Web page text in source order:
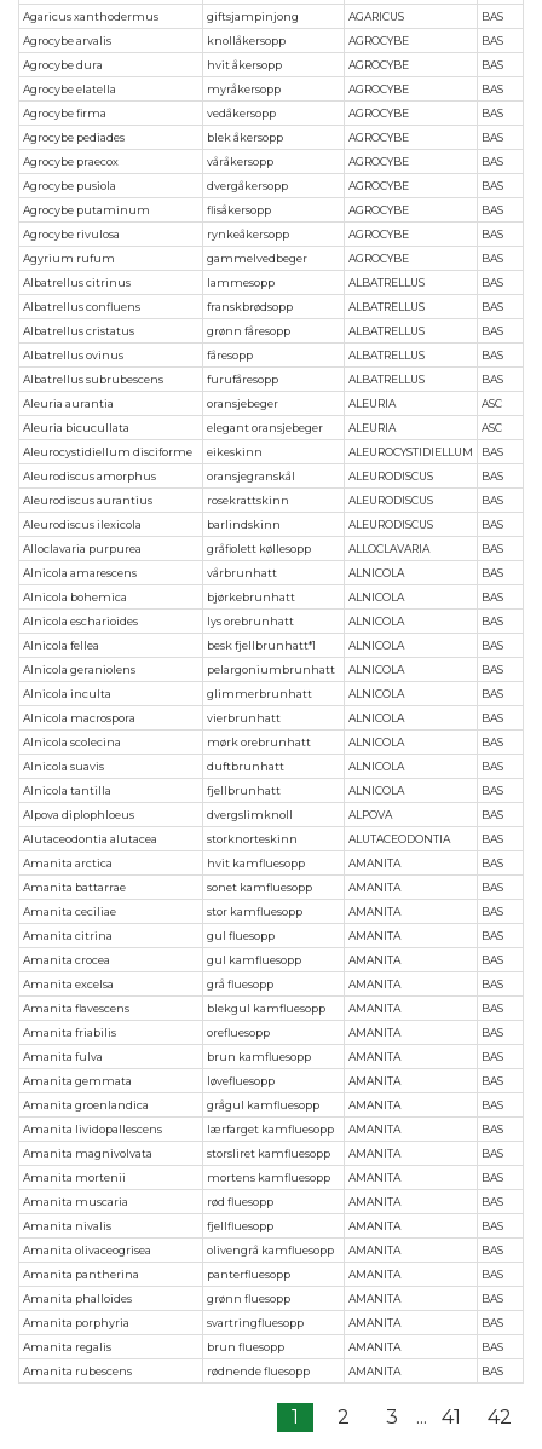
Agaricus xanthodermus
giftsjampinjong AGARICUS
BAS
Agrocybe arvalis
knollåkersopp AGROCYBE
BAS
Agrocybe dura
hvit åkersopp AGROCYBE
BAS
Agrocybe elatella
myråkersopp AGROCYBE
BAS
Agrocybe firma
vedåkersopp AGROCYBE
BAS
Agrocybe pediades
blek åkersopp AGROCYBE
BAS
Agrocybe praecox
våråkersopp AGROCYBE
BAS
Agrocybe pusiola
dvergåkersopp AGROCYBE
BAS
Agrocybe putaminum
flisåkersopp AGROCYBE
BAS
Agrocybe rivulosa
rynkeåkersopp AGROCYBE
BAS
Agyrium rufum
gammelvedbeger AGROCYBE
BAS
Albatrellus citrinus
lammesopp ALBATRELLUS
BAS
Albatrellus confluens
franskbrødsopp ALBATRELLUS
BAS
Albatrellus cristatus
grønn fåresopp ALBATRELLUS
BAS
Albatrellus ovinus
fåresopp ALBATRELLUS
BAS
Albatrellus subrubescens
furufåresopp ALBATRELLUS
BAS
Aleuria aurantia
oransjebeger ALEURIA
ASC
Aleuria bicucullata
elegant oransjebeger ALEURIA
ASC
Aleurocystidiellum disciforme
eikeskinn ALEUROCYSTIDIELLUM
BAS
Aleurodiscus amorphus
oransjegranskål ALEURODISCUS
BAS
Aleurodiscus aurantius
rosekrattskinn ALEURODISCUS
BAS
Aleurodiscus ilexicola
barlindskinn ALEURODISCUS
BAS
Alloclavaria purpurea
gråfiolett køllesopp ALLOCLAVARIA
BAS
Alnicola amarescens
vårbrunhatt ALNICOLA
BAS
Alnicola bohemica
bjørkebrunhatt ALNICOLA
BAS
Alnicola escharioides
lys orebrunhatt ALNICOLA
BAS
Alnicola fellea
besk fjellbrunhatt*1 ALNICOLA
BAS
Alnicola geraniolens
pelargoniumbrunhatt ALNICOLA
BAS
Alnicola inculta
glimmerbrunhatt ALNICOLA
BAS
Alnicola macrospora
vierbrunhatt ALNICOLA
BAS
Alnicola scolecina
mørk orebrunhatt ALNICOLA
BAS
Alnicola suavis
duftbrunhatt ALNICOLA
BAS
Alnicola tantilla
fjellbrunhatt ALNICOLA
BAS
Alpova diplophloeus
dvergslimknoll ALPOVA
BAS
Alutaceodontia alutacea
storknorteskinn ALUTACEODONTIA
BAS
Amanita arctica
hvit kamfluesopp AMANITA
BAS
Amanita battarrae
sonet kamfluesopp AMANITA
BAS
Amanita ceciliae
stor kamfluesopp AMANITA
BAS
Amanita citrina
gul fluesopp AMANITA
BAS
Amanita crocea
gul kamfluesopp AMANITA
BAS
Amanita excelsa
grå fluesopp AMANITA
BAS
Amanita flavescens
blekgul kamfluesopp AMANITA
BAS
Amanita friabilis
orefluesopp AMANITA
BAS
Amanita fulva
brun kamfluesopp AMANITA
BAS
Amanita gemmata
løvefluesopp AMANITA
BAS
Amanita groenlandica
grågul kamfluesopp AMANITA
BAS
Amanita lividopallescens
lærfarget kamfluesopp AMANITA
BAS
Amanita magnivolvata
storsliret kamfluesopp AMANITA
BAS
Amanita mortenii
mortens kamfluesopp AMANITA
BAS
Amanita muscaria
rød fluesopp AMANITA
BAS
Amanita nivalis
fjellfluesopp AMANITA
BAS
Amanita olivaceogrisea
olivengrå kamfluesopp AMANITA
BAS
Amanita pantherina
panterfluesopp AMANITA
BAS
Amanita phalloides
grønn fluesopp AMANITA
BAS
Amanita porphyria
svartringfluesopp AMANITA
BAS
Amanita regalis
brun fluesopp AMANITA
BAS
Amanita rubescens
rødnende fluesopp AMANITA BAS
1 2 3 ... 41 42